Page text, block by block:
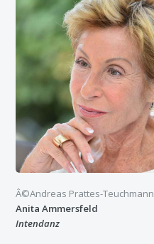
Â©Andreas Prattes-Teuchmann
Anita Ammersfeld
Intendanz